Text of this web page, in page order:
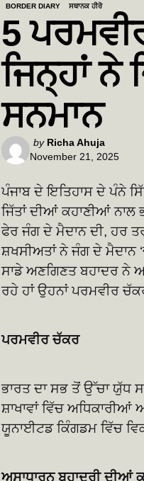
BORDER DIARY ਸਥਾਨਕ ਹੀਰੋ
5
ਜਿਨ੍ਹਾਂ
ਸਨਮਾਨ
Posted
by
by Richa Ahuja
November 21, 2025
ਪੰਜਾਬ ਦੇ ਇਤਿਹਾਸ ਦੇ ਪੰਨੇ
ਜਿੱਤਾਂ ਦੀਆਂ ਕਹਾਣੀਆਂ ਨਾਲ
ਫੇਰ ਜੰਗ ਦੇ ਮੈਦਾਨ ਦੀ, ਹਰ
ਸ਼ਖਸੀਅਤਾਂ ਨੇ ਜੰਗ ਦੇ ਮੈਦਾਨ
ਸਾਡੇ ਅਣਗਿਣਤ ਬਹਾਦਰ ਨੇ
ਰਹੇ ਹਾਂ ਉਹਨਾਂ ਪਰਮਵੀਰ
ਪਰਮਵੀਰ ਚੱਕਰ
ਭਾਰਤ ਦਾ ਸਭ ਤੋਂ ਉੱਚਾ ਯੁੱਧ
ਸ਼ਾਖਾਵਾਂ ਵਿੱਚ ਅਧਿਕਾਰੀਆਂ
ਯੂਨਾਈਟਡ ਕਿੰਗਡਮ ਵਿੱਚ
ਅਸਾਧਾਰਨ ਬਹਾਦਰੀ ਦੀਆਂ